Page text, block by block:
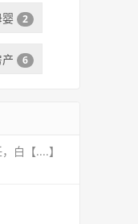
2
6
白【....】